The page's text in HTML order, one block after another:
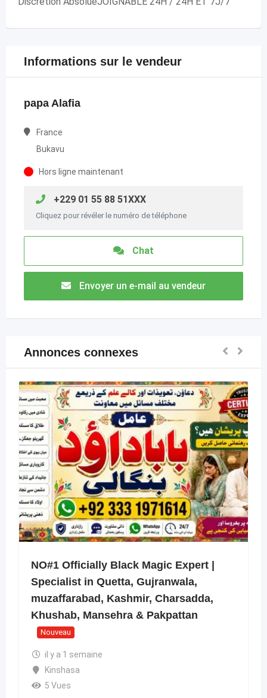
Informations sur le vendeur
papa Alafia
France
Bukavu
Hors ligne maintenant
+229 01 55 88 51XXX
Cliquez pour révéler le numéro de téléphone
Chat
Envoyer un e-mail au vendeur
Annonces connexes
NO#1 Officially Black Magic Expert |
Specialist in Quetta, Gujranwala,
muzaffarabad, Kashmir, Charsadda,
Khushab, Mansehra & Pakpattan
Nouveau
il y a 1 semaine
Kinshasa
5 Vues